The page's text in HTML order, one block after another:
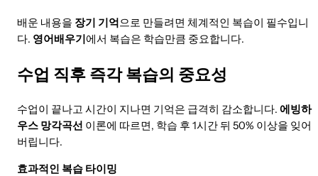
배운 내용을 장기 기억 으로 만들려면 체계적인 복습이 필수입니
다. 영어배우기에서 복습은 학습만큼 중요합니다.
수업 직후 즉각 복습의 중요성
수업이 끝나고 시간이 지나면 기억은 급격히 감소합니다. 에빙하
우스 망각곡선 이론에 따르면, 학습 후 1시간 뒤 50% 이상을 잊어
버립니다.
효과적인 복습 타이밍